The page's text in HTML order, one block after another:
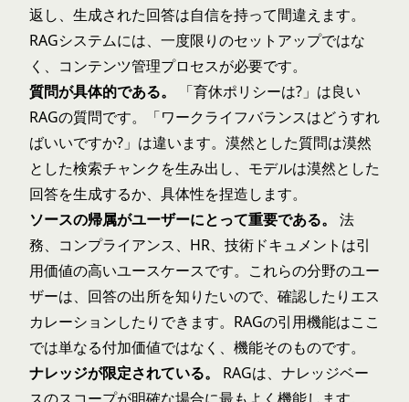
返し、生成された回答は自信を持って間違えます。
RAGシステムには、一度限りのセットアップではな
く、コンテンツ管理プロセスが必要です。
質問が具体的である。
「育休ポリシーは?」は良い
RAGの質問です。「ワークライフバランスはどうすれ
ばいいですか?」は違います。漠然とした質問は漠然
とした検索チャンクを生み出し、モデルは漠然とした
回答を生成するか、具体性を捏造します。
ソースの帰属がユーザーにとって重要である。
法
務、コンプライアンス、HR、技術ドキュメントは引
用価値の高いユースケースです。これらの分野のユー
ザーは、回答の出所を知りたいので、確認したりエス
カレーションしたりできます。RAGの引用機能はここ
では単なる付加価値ではなく、機能そのものです。
ナレッジが限定されている。
RAGは、ナレッジベー